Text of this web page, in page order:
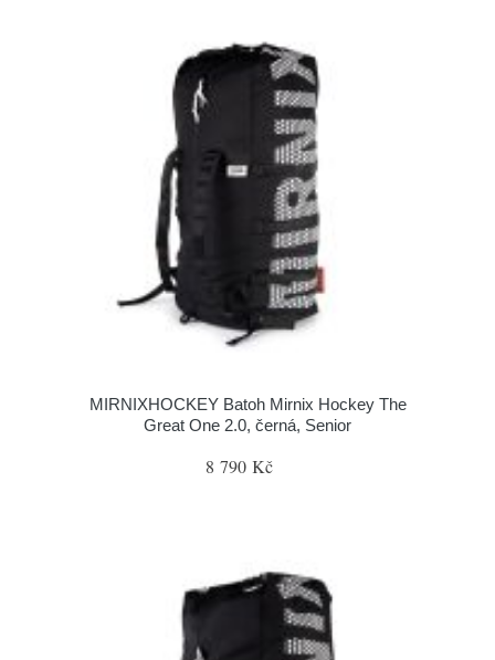
MIRNIXHOCKEY Batoh Mirnix Hockey The
Great One 2.0, černá, Senior
8 790 Kč